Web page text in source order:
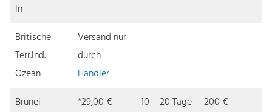
ln
Britische
Terr.lnd.
Ozean
Versand nur
durch
Händler
Brunei
*29,00 € 10 – 20 Tage 200 €